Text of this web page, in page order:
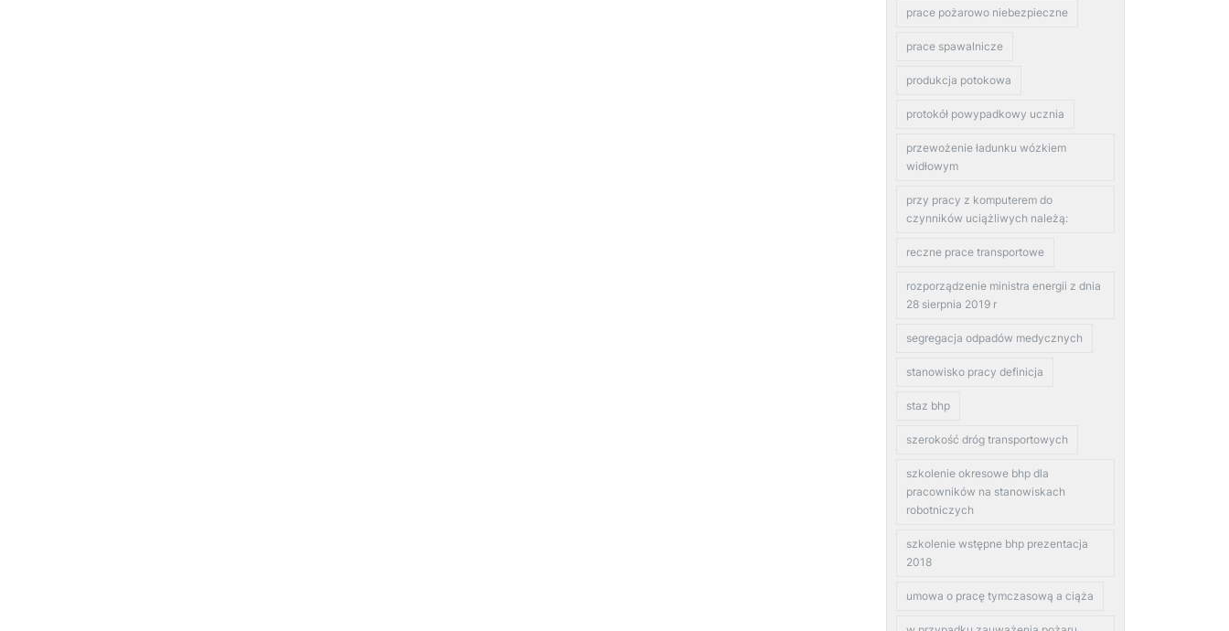
prace pożarowo niebezpieczne
prace spawalnicze
produkcja potokowa
protokół powypadkowy ucznia
przewożenie ładunku wózkiem
widłowym
przy pracy z komputerem do
czynników uciążliwych należą:
reczne prace transportowe
rozporządzenie ministra energii z dnia
28 sierpnia 2019 r
segregacja odpadów medycznych
stanowisko pracy definicja
staz bhp
szerokość dróg transportowych
szkolenie okresowe bhp dla
pracowników na stanowiskach
robotniczych
szkolenie wstępne bhp prezentacja
2018
umowa o pracę tymczasową a ciąża